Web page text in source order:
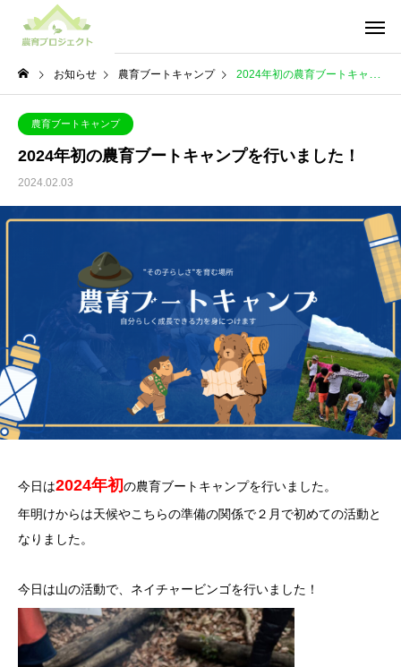
お知らせ 農育ブートキャンプ 2024年初の農育ブートキャンプを行いました！
農育ブートキャンプ
2024年初の農育ブートキャンプを行いました！
2024.02.03
今日は2024年初の農育ブートキャンプを行いました。
年明けからは天候やこちらの準備の関係で２月で初めての活動と
なりました。
今日は山の活動で、ネイチャービンゴを行いました！